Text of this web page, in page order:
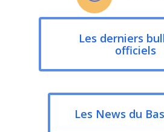
Les derniers
officiels
Les News du